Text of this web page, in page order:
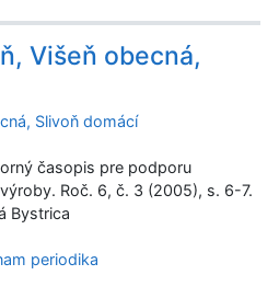
Višeň obecná,
Slivoň domácí
časopis pre podporu
Roč. 6, č. 3 (2005), s. 6-7.
Bystrica
periodika